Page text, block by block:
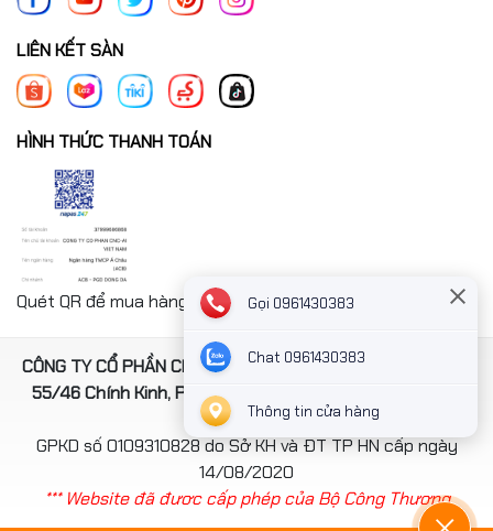
LIÊN KẾT SÀN
HÌNH THỨC THANH TOÁN
Quét QR để mua hàng nhanh chóng thanh toán công ty
CÔNG TY CỔ PHẦN CNC-AI VIỆT NAM. Địa chỉ: Số 4, ngách
55/46 Chính Kinh, Phường Thanh Xuân, TP Hà Nội, Việt
Nam
GPKD số 0109310828 do Sở KH và ĐT TP HN cấp ngày
14/08/2020
*** Website đã đươc cấp phép của Bộ Công Thương
Gọi 0961430383
Chat 0961430383
Thông tin cửa hàng